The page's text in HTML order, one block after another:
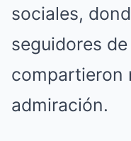
sociales,
seguidores
compartieron
admiración.